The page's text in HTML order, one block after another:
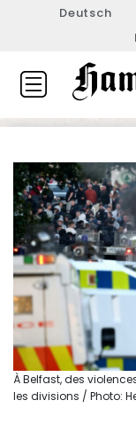
Deutsch
À Belfast, des
les divisions / Photo: